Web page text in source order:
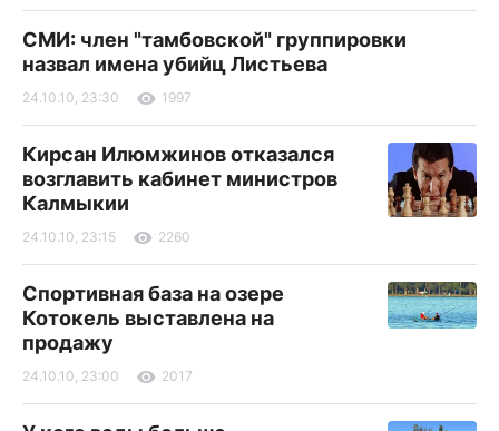
СМИ: член "тамбовской" группировки
назвал имена убийц Листьева
24.10.10, 23:30 1997
Кирсан Илюмжинов отказался
возглавить кабинет министров
Калмыкии
24.10.10, 23:15 2260
Спортивная база на озере
Котокель выставлена на
продажу
24.10.10, 23:00 2017